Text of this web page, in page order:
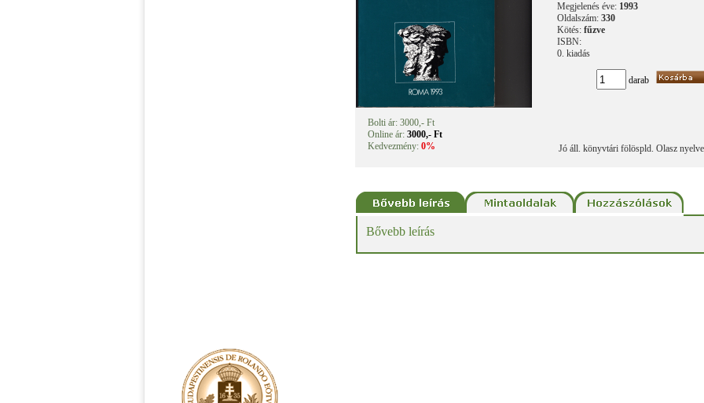
Bolti ár: 3000,- Ft
Online ár: 3000,- Ft
Kedvezmény: 0%
Megjelenés éve: 1993
Oldalszám: 330
Kötés: fűzve
ISBN:
0. kiadás
darab
Jó áll. könyvtári fölöspld. Olasz
Bővebb leírás